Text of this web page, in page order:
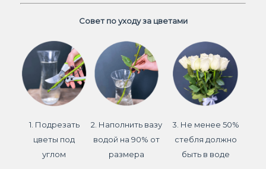
Совет по уходу за цветами
1. Подрезать
цветы под
углом
2. Наполнить вазу
водой на 90% от
размера
3. Не менее 50%
стебля должно
быть в воде